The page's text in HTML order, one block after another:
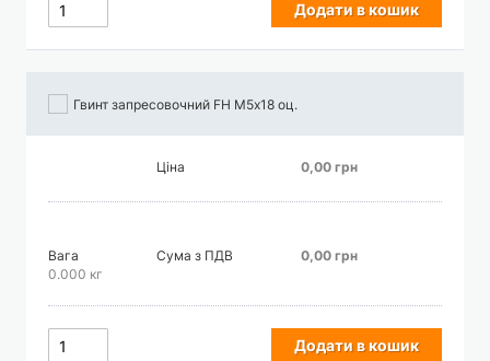
Додати в кошик
Гвинт запресовочний FH М5х18 оц.
Ціна 0,00 грн
Вага
0.000 кг
Сума з ПДВ 0,00 грн
Додати в кошик